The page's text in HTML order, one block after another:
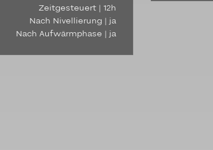
Zeitgesteuert | 12h
Nach Nivellierung | ja
Nach Aufwärmphase | ja